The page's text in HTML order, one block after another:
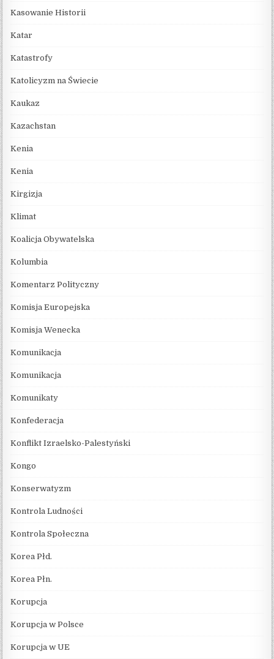
Kasowanie Historii
Katar
Katastrofy
Katolicyzm na Świecie
Kaukaz
Kazachstan
Kenia
Kenia
Kirgizja
Klimat
Koalicja Obywatelska
Kolumbia
Komentarz Polityczny
Komisja Europejska
Komisja Wenecka
Komunikacja
Komunikacja
Komunikaty
Konfederacja
Konflikt Izraelsko-Palestyński
Kongo
Konserwatyzm
Kontrola Ludności
Kontrola Społeczna
Korea Płd.
Korea Płn.
Korupcja
Korupcja w Polsce
Korupcja w UE